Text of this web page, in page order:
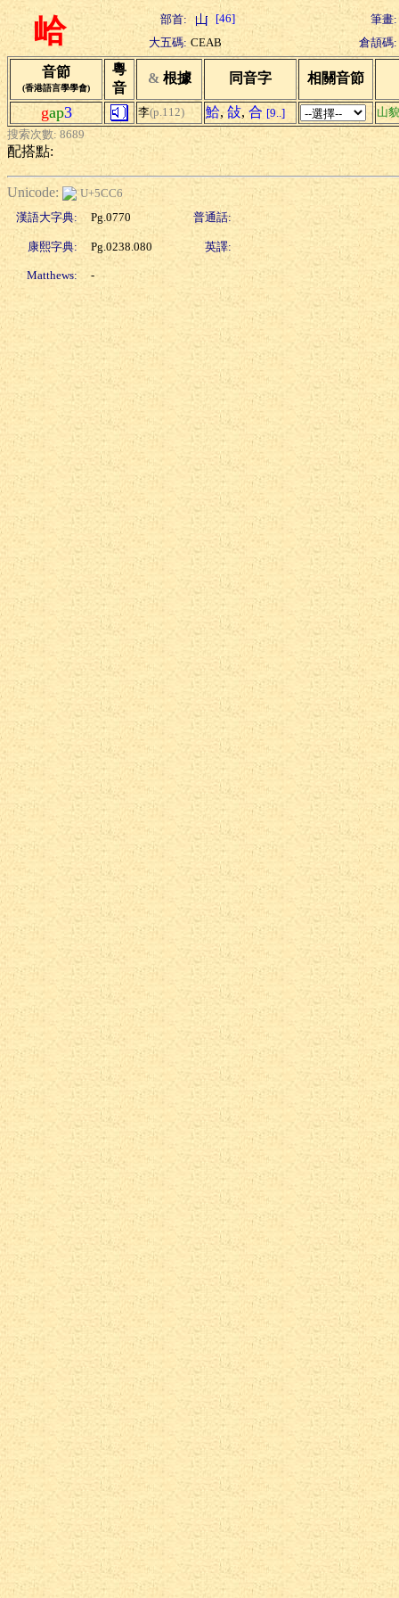
峆 部首: [46]
筆畫:
大五碼: CEAB 倉頡碼:
音節
(香港語言學學會)
粵
音
& 根據 同音字 相關音節
gap3 李(p.112) 鮯, 敆, 合 [9..]
山貌
搜索次數: 8689
配搭點:
Unicode:
U+5CC6
漢語大字典:
Pg.0770 普通話:
康熙字典: Pg.0238.080 英譯:
Matthews: -